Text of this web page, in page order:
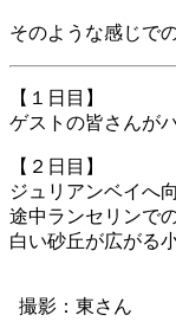
そのような感じで
【１日目】
ゲストの皆さんが
【２日目】
ジュリアンベイへ
途中ランセリンで
白い砂丘が広がる
撮影：東さん